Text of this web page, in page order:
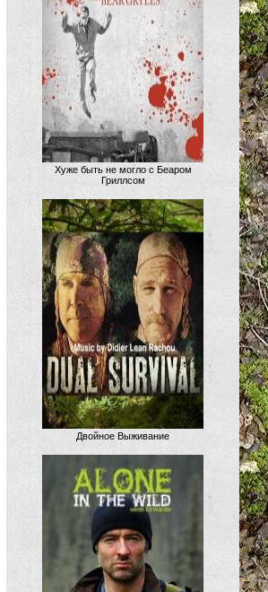
Хуже быть не могло с Беаром
Гриллсом
Двойное Выживание